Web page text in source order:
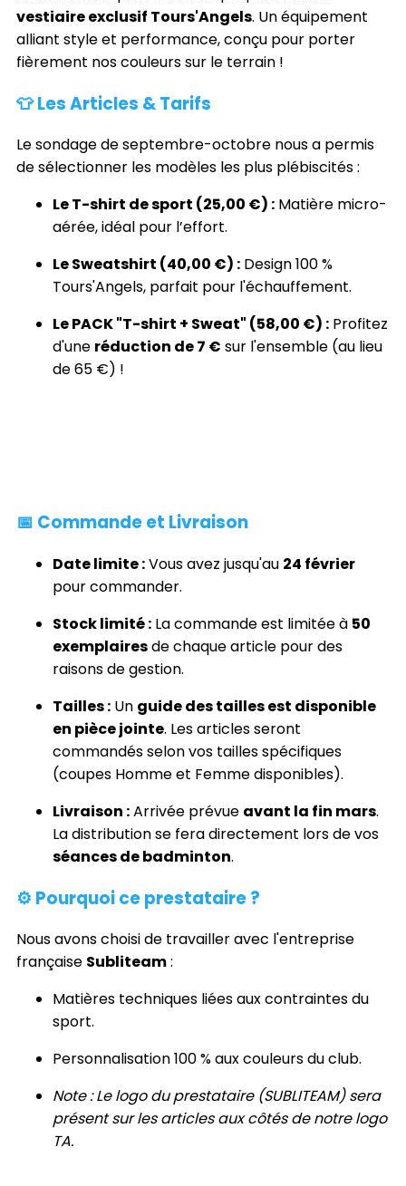
vestiaire exclusif Tours'Angels. Un équipement
alliant style et performance, conçu pour porter
fièrement nos couleurs sur le terrain !
👕 Les Articles & Tarifs
Le sondage de septembre-octobre nous a permis
de sélectionner les modèles les plus plébiscités :
Le T-shirt de sport (25,00 €) : Matière micro-
aérée, idéal pour l’effort.
Le Sweatshirt (40,00 €) : Design 100 %
Tours'Angels, parfait pour l'échauffement.
Le PACK "T-shirt + Sweat" (58,00 €) : Profitez
d'une réduction de 7 € sur l'ensemble (au lieu
de 65 €) !
📅 Commande et Livraison
Date limite :Vous avez jusqu'au 24 février
pour commander.
Stock limité : La commande est limitée à 50
exemplairesde chaque article pour des
raisons de gestion.
Tailles : Un guide des tailles est disponible
en pièce jointe. Les articles seront
commandés selon vos tailles spécifiques
(coupes Homme et Femme disponibles).
Livraison :Arrivée prévue avant la fin mars.
La distribution se fera directement lors de vos
séances de badminton.
⚙️ Pourquoi ce prestataire ?
Nous avons choisi de travailler avec l'entreprise
française Subliteam:
Matières techniques liées aux contraintes du
sport.
Personnalisation 100 % aux couleurs du club.
Note : Le logo du prestataire (SUBLITEAM) sera
présent sur les articles aux côtés de notre logo
TA.